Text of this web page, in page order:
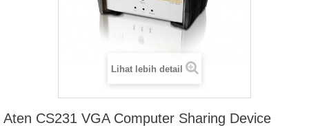
Lihat lebih detail
Aten CS231 VGA Computer Sharing Device